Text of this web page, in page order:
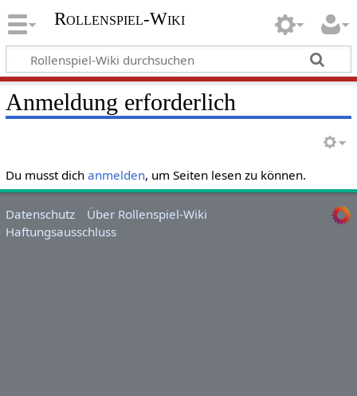
Rollenspiel-Wiki
Anmeldung erforderlich
Du musst dich anmelden, um Seiten lesen zu können.
Datenschutz
Über Rollenspiel-Wiki
Haftungsausschluss